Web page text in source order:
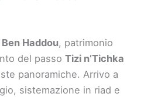
Haddou, patrimonio
del passo Tizi n’Tichka
panoramiche. Arrivo a
sistemazione in riad e